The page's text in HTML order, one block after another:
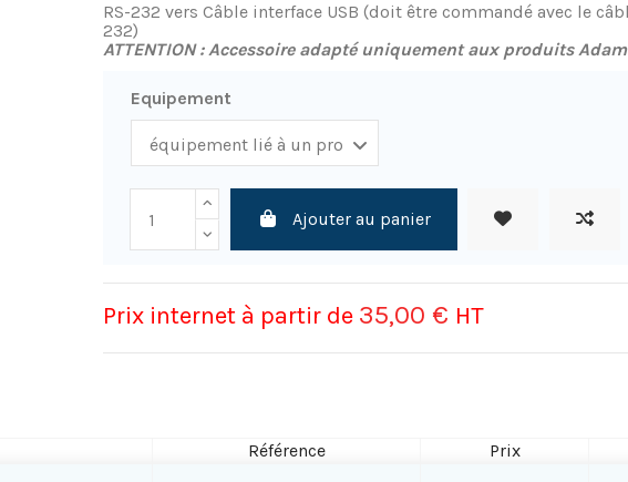
RS-232 vers Câble interface USB (doit être commandé avec le câble RS-
232)
ATTENTION : Accessoire adapté uniquement aux produits Adam
Equipement
Ajouter au panier
Prix internet à partir de 35,00 € HT
Référence Prix